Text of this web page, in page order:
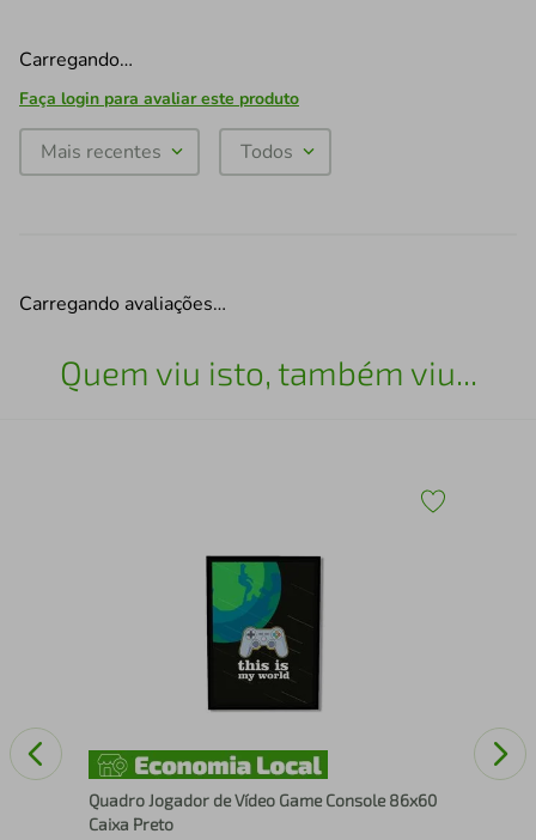
Carregando…
Faça login para avaliar este produto
Mais recentes Todos
Carregando avaliações…
Quem viu isto, também viu...
Quadro Jogador de Vídeo Game Console 86x60
Caixa Preto